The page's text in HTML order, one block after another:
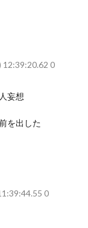
12:39:20.62 0
妄想
を出した
0